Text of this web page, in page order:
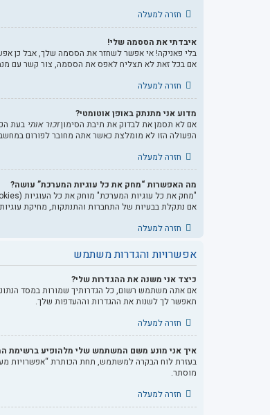
חזרה למעלה
איבדתי את הססמה שלי!
בלי פאניקה! אי אפשר לשחזר את הססמה שלך, אבל כן
אם בכל זאת לא תצליח לאפס את הססמה, צור קשר עם
חזרה למעלה
מדוע אני מתנתק באופן אוטומטי?
אם לא תסמן את לבדוק את תיבת הסימוןזכור אותי בעת
הפעולה הזו לא מומלצת כאשר אתה מחובר לפורום
חזרה למעלה
מה האפשרות “מחק את כל עוגיות המערכת” עושה?
אם נתקלת בבעיות של התחברות והתנתקות, מחיקת
חזרה למעלה
אפשרויות והגדרות משתמש
כיצד אני משנה את ההגדרות שלי?
אם אתה משתמש רשום, כל הגדרותיך שמורות במסד
תאפשר לך לשנות את ההגדרות וההעדפות שלך.
חזרה למעלה
איך אני מונע משם המשתמש שלי מלהופיע ברשימת
בעזרת לוח הבקרה למשתמש, תחת הכותרת “אפשרויות
מוסתר.
חזרה למעלה